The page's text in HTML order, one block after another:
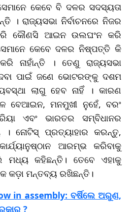
କେବେ ବି ଦଳର ସଦସ୍ୟତା
। ରାଜ୍ୟସଭା ନିର୍ବାଚନରେ ନିଜର
କରି କୌଣସି ଆଇନ ଉଲଘଂନ କରି
କେବେ ଦଳର ନିଷ୍ପତ୍ତି କି
ନାହାଁନ୍ତି । ତେଣୁ ରାଜ୍ୟସଭା
ପାଇଁ ଜଣେ ଭୋଟରଙ୍କୁ ଦଶମ
ଲାଗୁ ହେବ ନାହିଁ । କାରଣ
ବେଆଇନ, ମନମୁଖୀ ନୁହେଁ, ବରଂ
ଏବଂ ଭାରତର ସମ୍ବିଧାନର
ନୋଟିସ୍ ପ୍ରତ୍ୟାହାର କରନ୍ତୁ,
ଆରମ୍ଭ କରିବାକୁ
ମଧ୍ୟ କହିଛନ୍ତି। ତେବେ ଏହାକୁ
କଡ଼ା ମନ୍ତବ୍ୟ ରଖିଛନ୍ତି।
in assembly: ବର୍ଷିଲେ ଅରୁଣ,
?